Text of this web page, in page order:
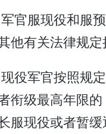
官服现役和服
他有关法律规定
役军官按照规
衔级最高年限
服现役或者暂